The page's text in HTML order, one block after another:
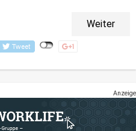
Weiter
Anzeige